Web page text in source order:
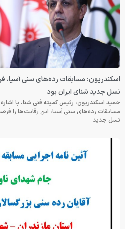
اسکندریون: مسابقات رده‌های سنی آسیا،
نسل جدید شنای ایران بود
حمید اسکندریون، رئیس کمیته فنی شنا، با اشاره
مسابقات رده‌های سنی آسیا، این رقابت‌ها را
نسل جدید